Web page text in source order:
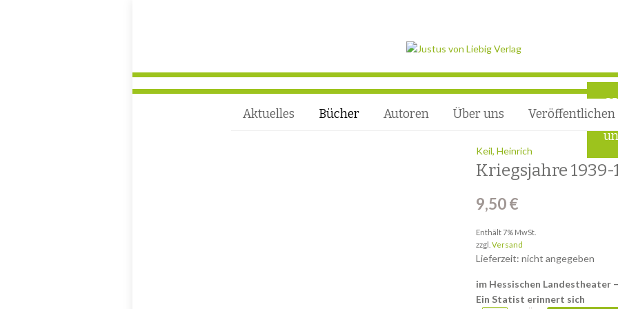
Aktuelles Bücher Autoren Über uns Veröffentlichen
Keil, Heinrich
Kriegsjahre 1939-
9,50€
Enthält 7% MwSt.
zzgl.Versand
Lieferzeit: nicht angegeben
im Hessischen Landestheater –
Ein Statist erinnert sich